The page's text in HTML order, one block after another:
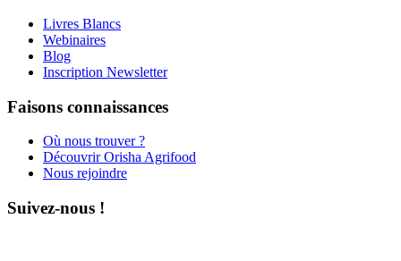
Livres Blancs
Webinaires
Blog
Inscription Newsletter
Faisons connaissances
Où nous trouver ?
Découvrir Orisha Agrifood
Nous rejoindre
Suivez-nous !